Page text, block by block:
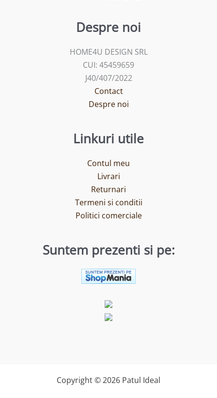
Despre noi
HOME4U DESIGN SRL
CUI: 45459659
J40/407/2022
Contact
Despre noi
Linkuri utile
Contul meu
Livrari
Returnari
Termeni si conditii
Politici comerciale
Suntem prezenti si pe:
Copyright © 2026 Patul Ideal